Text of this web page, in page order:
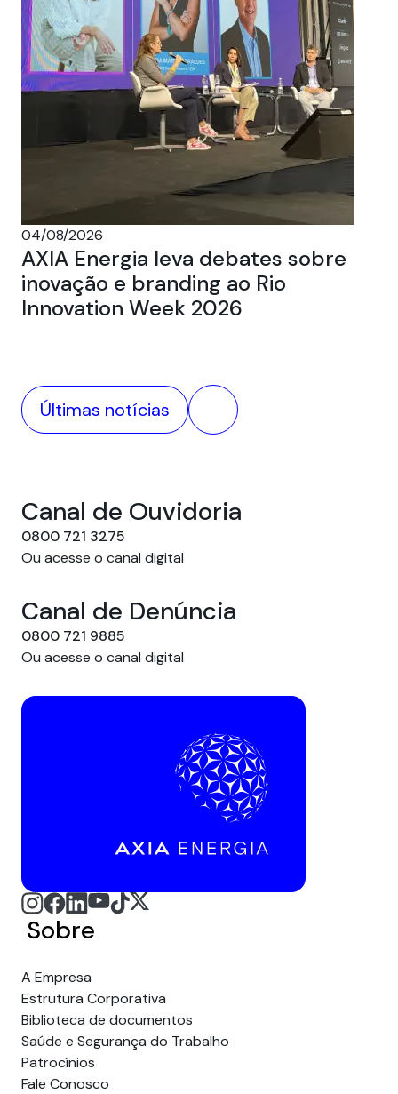
04/08/2026
AXIA Energia leva debates sobre
inovação e branding ao Rio
Innovation Week 2026
Últimas notícias
Canal de Ouvidoria
0800 721 3275
Ou acesse o canal digital
Canal de Denúncia
0800 721 9885
Ou acesse o canal digital
Sobre
A Empresa
Estrutura Corporativa
Biblioteca de documentos
Saúde e Segurança do Trabalho
Patrocínios
Fale Conosco